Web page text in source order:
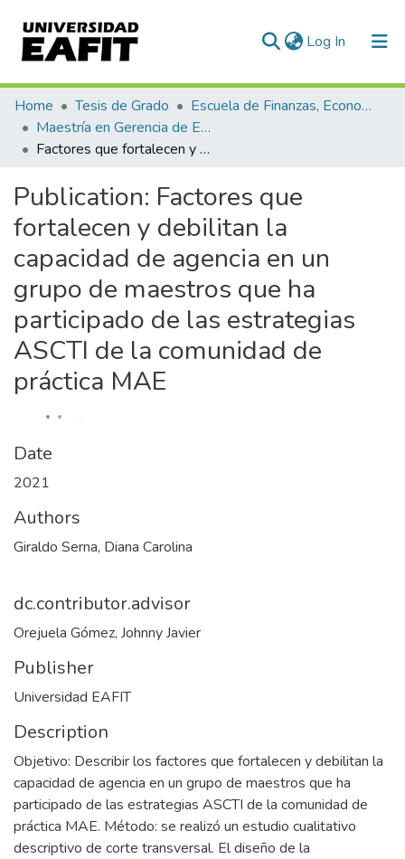
Log In (current)
Communities & Collections
All of DSpace
Home Tesis de Grado
Escuela de Finanzas, Economía y Gobierno
Maestría en Gerencia de Empresas Sociales para la Innovación Social y el Desarrollo Local (tesis)
Factores que fortalecen y debilitan la capacidad de agencia en un grupo de maestros que ha participado de las estrategias ASCTI de la comunidad de práctica MAE
Publication: Factores que
fortalecen y debilitan la
capacidad de agencia en un
grupo de maestros que ha
participado de las estrategias
ASCTI de la comunidad de
práctica MAE
Date
2021
Authors
Giraldo Serna, Diana Carolina
dc.contributor.advisor
Orejuela Gómez, Johnny Javier
Publisher
Universidad EAFIT
Description
Objetivo: Describir los factores que fortalecen y debilitan la
capacidad de agencia en un grupo de maestros que ha
participado de las estrategias ASCTI de la comunidad de
práctica MAE. Método: se realizó un estudio cualitativo
descriptivo de corte transversal. El diseño de la